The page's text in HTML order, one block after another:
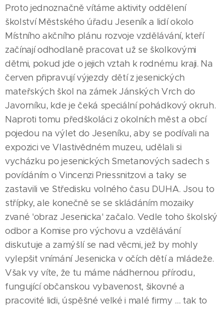
Proto jednoznačně vítáme aktivity oddělení
školství Městského úřadu Jeseník a lidí okolo
Místního akčního plánu rozvoje vzdělávání, kteří
začínají odhodlaně pracovat už se školkovými
dětmi, pokud jde o jejich vztah k rodnému kraji. Na
červen připravují výjezdy dětí z jesenických
mateřských škol na zámek Jánských Vrch do
Javorníku, kde je čeká speciální pohádkový okruh.
Naproti tomu předškoláci z okolních měst a obcí
pojedou na výlet do Jeseníku, aby se podívali na
expozici ve Vlastivědném muzeu, udělali si
vycházku po jesenických Smetanových sadech s
povídáním o Vincenzi Priessnitzovi a taky se
zastavili ve Středisku volného času DUHA. Jsou to
střípky, ale konečně se se skládáním mozaiky
zvané 'obraz Jesenicka' začalo. Vedle toho školský
odbor a Komise pro výchovu a vzdělávání
diskutuje a zamýšlí se nad věcmi, jež by mohly
vylepšit vnímání Jesenicka v očích dětí a mládeže.
Však vy víte, že tu máme nádhernou přírodu,
fungující občanskou vybavenost, šikovné a
pracovité lidi, úspěšné velké i malé firmy ... tak to